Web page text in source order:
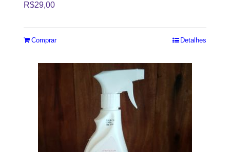
R$29,00
Comprar Detalhes